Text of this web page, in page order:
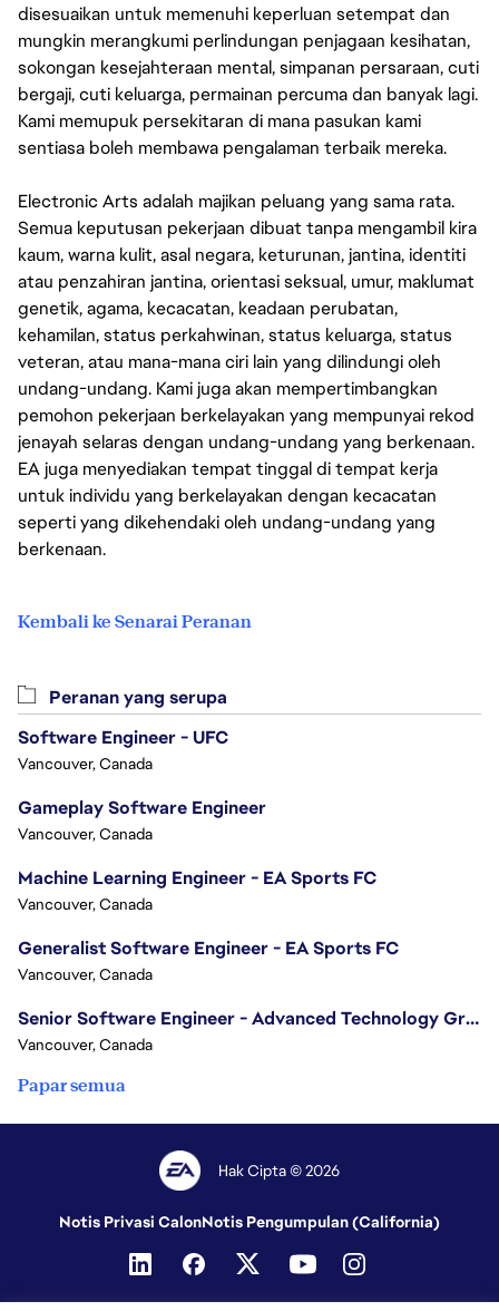
disesuaikan untuk memenuhi keperluan setempat dan
mungkin merangkumi perlindungan penjagaan kesihatan,
sokongan kesejahteraan mental, simpanan persaraan, cuti
bergaji, cuti keluarga, permainan percuma dan banyak lagi.
Kami memupuk persekitaran di mana pasukan kami
sentiasa boleh membawa pengalaman terbaik mereka.
Electronic Arts adalah majikan peluang yang sama rata.
Semua keputusan pekerjaan dibuat tanpa mengambil kira
kaum, warna kulit, asal negara, keturunan, jantina, identiti
atau penzahiran jantina, orientasi seksual, umur, maklumat
genetik, agama, kecacatan, keadaan perubatan,
kehamilan, status perkahwinan, status keluarga, status
veteran, atau mana-mana ciri lain yang dilindungi oleh
undang-undang. Kami juga akan mempertimbangkan
pemohon pekerjaan berkelayakan yang mempunyai rekod
jenayah selaras dengan undang-undang yang berkenaan.
EA juga menyediakan tempat tinggal di tempat kerja
untuk individu yang berkelayakan dengan kecacatan
seperti yang dikehendaki oleh undang-undang yang
berkenaan.
Kembali ke Senarai Peranan
Peranan yang serupa
Software Engineer - UFC
Vancouver, Canada
Gameplay Software Engineer
Vancouver, Canada
Machine Learning Engineer - EA Sports FC
Vancouver, Canada
Generalist Software Engineer - EA Sports FC
Vancouver, Canada
Senior Software Engineer - Advanced Technology Group
Vancouver, Canada
Papar semua
Hak Cipta © 2026
Notis Privasi CalonNotis Pengumpulan (California)